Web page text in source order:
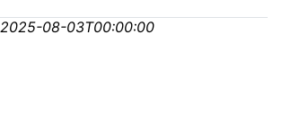
2025-08-03T00:00:00